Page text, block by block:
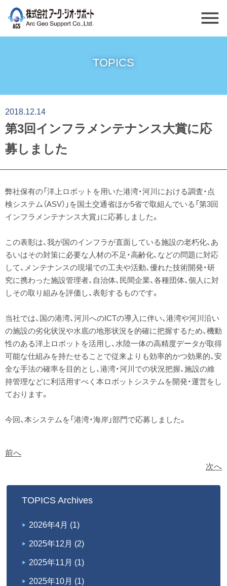
menu
TOPICS
2018.12.14
第3回インフラメンテナンス大賞に応
募しました
弊社保有の「洋上ロボットを用いた港湾・河川における調査・点
検システム（ASV）」を国土交通省ほか5省で取組んでいる「第3回
インフラメンテナンス大賞」に応募しました。
この表彰は、我が国のインフラが直面している施設の老朽化、あ
るいはその対策に必要な人材の不足・高齢化、などの問題に対応
して、メンテナンスの現場での工夫や活動、優れた技術開発・研
究に携わった施設管理者、自治体、民間企業、各種団体、個人に対
しその取り組みを評価し、表彰するものです。
当社では、国の港湾、河川へのICTの導入に伴い、港湾や河川沿い
の施設の劣化状況や水底の地形状況を的確に把握するため、機動
性のある洋上ロボットを活用し、水陸一体の高精度データが取得
可能な仕組みを持たせることで従来よりも効率的かつ効果的、安
全な手法の確率を目的とし、港湾・河川での状況把握、施設の維
持管理などに利活用すべく本ロボットシステムを開発・運営をし
ております。
今回、本システムを「港湾・海岸」部門で応募しました。
前へ
次へ
TOPICS Archives
2026年4月 (1)
2025年12月 (2)
2025年11月 (1)
2025年10月 (1)